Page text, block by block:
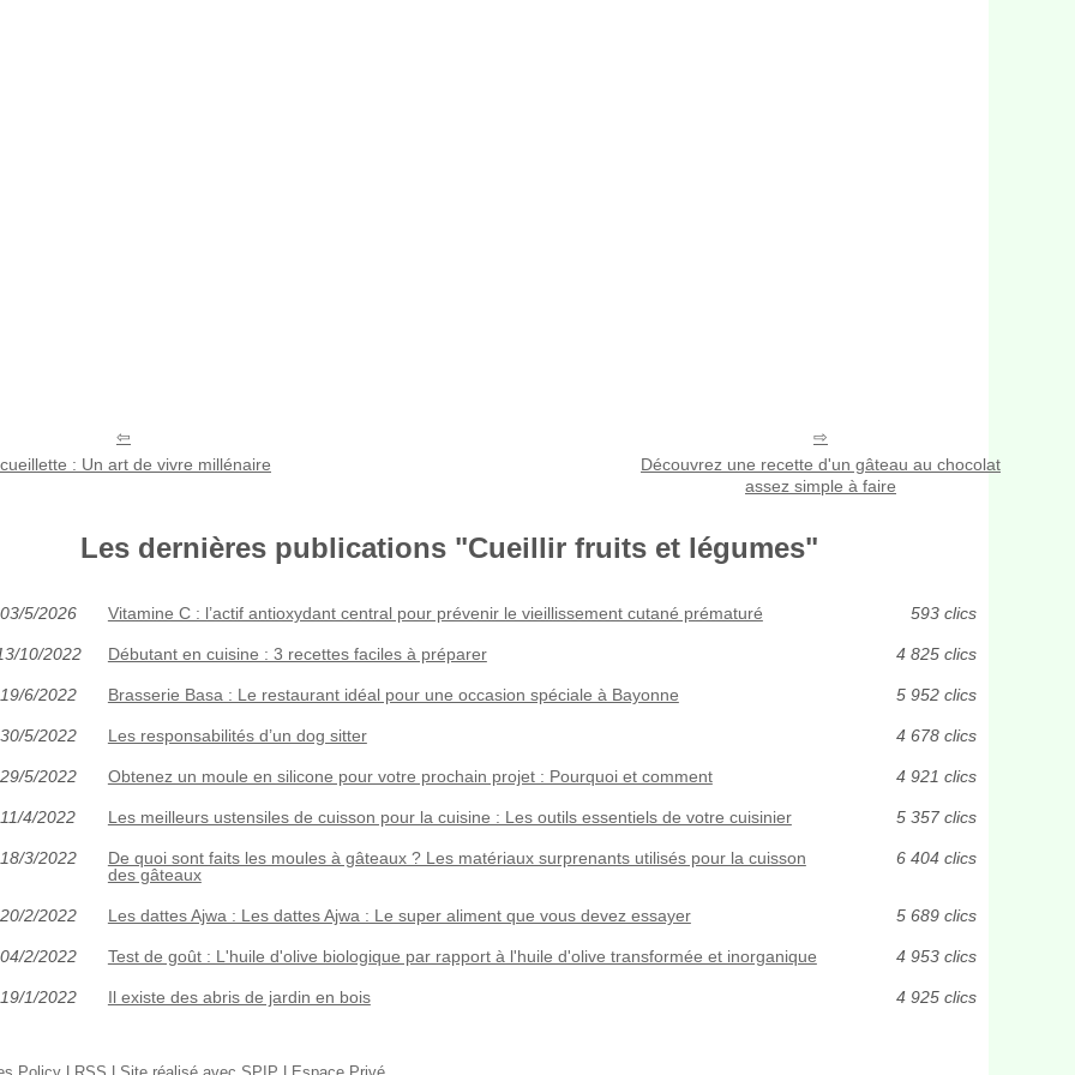
: Un art de vivre millénaire
Découvrez une recette d'un gâteau au chocolat
assez simple à faire
Les dernières publications "Cueillir fruits et légumes"
03/5/2026 Vitamine C : l’actif antioxydant central pour prévenir le vieillissement cutané prématuré 593 clics
10/2022 Débutant en cuisine : 3 recettes faciles à préparer 4 825 clics
19/6/2022 Brasserie Basa : Le restaurant idéal pour une occasion spéciale à Bayonne 5 952 clics
30/5/2022 Les responsabilités d’un dog sitter 4 678 clics
29/5/2022 Obtenez un moule en silicone pour votre prochain projet : Pourquoi et comment 4 921 clics
11/4/2022 Les meilleurs ustensiles de cuisson pour la cuisine : Les outils essentiels de votre cuisinier 5 357 clics
18/3/2022
De quoi sont faits les moules à gâteaux ? Les matériaux surprenants utilisés pour la cuisson
des gâteaux
6 404 clics
20/2/2022 Les dattes Ajwa : Les dattes Ajwa : Le super aliment que vous devez essayer 5 689 clics
04/2/2022 Test de goût : L'huile d'olive biologique par rapport à l'huile d'olive transformée et inorganique 4 953 clics
19/1/2022 Il existe des abris de jardin en bois 4 925 clics